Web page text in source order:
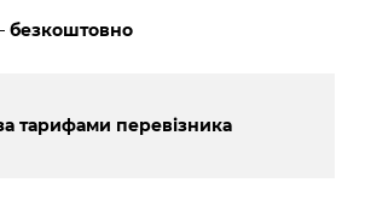
безкоштовно
тарифами перевізника